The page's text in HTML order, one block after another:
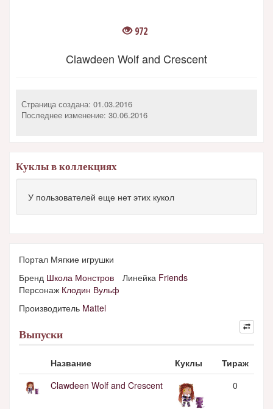
972
Clawdeen Wolf and Crescent
Страница создана: 01.03.2016
Последнее изменение: 30.06.2016
Куклы в коллекциях
У пользователей еще нет этих кукол
Портал Мягкие игрушки
Бренд Школа Монстров Линейка Friends
Персонаж Клодин Вульф
Производитель Mattel
Выпуски
Название Куклы
Тираж
Clawdeen Wolf and Crescent
0